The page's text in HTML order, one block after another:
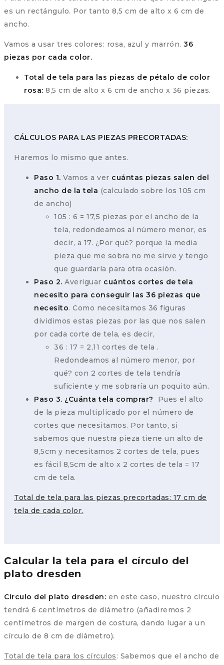
es un rectángulo. Por tanto 8,5 cm de alto x 6 cm de
ancho.
Vamos a usar tres colores: rosa, azul y marrón. 36
piezas por cada color.
Total de tela para las piezas de pétalo de color
rosa: 8,5 cm de alto x 6 cm de ancho x 36 piezas.
CÁLCULOS PARA LAS PIEZAS PRECORTADAS:
Haremos lo mismo que antes.
Paso 1. Vamos a ver cuántas piezas salen del
ancho de la tela (calculado sobre los 105 cm
de ancho)
105 : 6 = 17,5 piezas por el ancho de la
tela, redondeamos al número menor, es
decir, a 17. ¿Por qué? porque la media
pieza que me sobra no me sirve y tengo
que guardarla para otra ocasión.
Paso 2. Averiguar cuántos cortes de tela
necesito para conseguir las 36 piezas que
necesito. Como necesitamos 36 figuras
dividimos estas piezas por las que nos salen
por cada corte de tela, es decir,
36 : 17 = 2,11 cortes de tela .
Redondeamos al número menor, por
qué? con 2 cortes de tela tendría
suficiente y me sobraría un poquito aún.
Paso 3. ¿Cuánta tela comprar?
Pues el alto
de la pieza multiplicado por el número de
cortes que necesitamos. Por tanto, si
sabemos que nuestra pieza tiene un alto de
8,5cm y necesitamos 2 cortes de tela, pues
es fácil 8,5cm de alto x 2 cortes de tela = 17
cm de tela.
Total de tela para las piezas precortadas: 17 cm de
tela de cada color.
Calcular la tela para el círculo del
plato dresden
Círculo del plato dresden: en este caso, nuestro círculo
tendrá 6 centímetros de diámetro (añadiremos 2
centímetros de margen de costura, dando lugar a un
círculo de 8 cm de diámetro).
Total de tela para los círculos: Sabemos que el ancho de